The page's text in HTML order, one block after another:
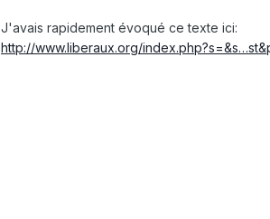
J'avais rapidement évoqué ce texte ici:
http://www.liberaux.org/